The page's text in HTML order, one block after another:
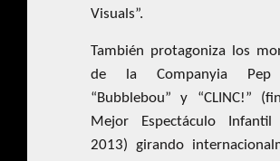
Visuals”.
También protagoniza los
de la Companyia Pep
“Bubblebou” y “CLINC!”
Mejor Espectáculo Infantil
2013) girando